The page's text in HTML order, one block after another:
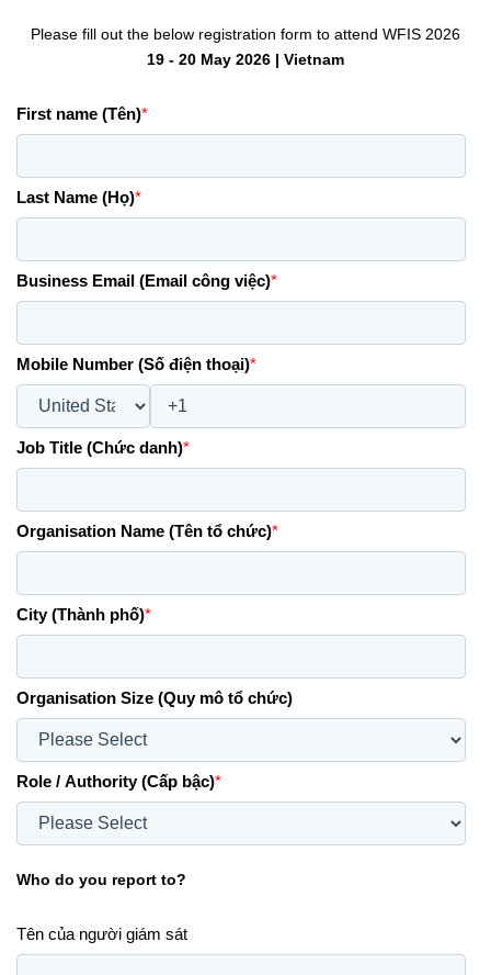
Please fill out the below registration form to attend WFIS 2026
19 - 20 May 2026 | Vietnam
First name (Tên)*
Last Name (Họ)*
Business Email (Email công việc)*
Mobile Number (Số điện thoại)*
Job Title (Chức danh)*
Organisation Name (Tên tổ chức)*
City (Thành phố)*
Organisation Size (Quy mô tổ chức)
Role / Authority (Cấp bậc)*
Who do you report to?
Tên của người giám sát